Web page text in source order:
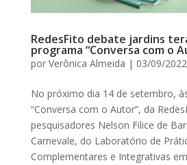
RedesFito debate jardins
programa “Conversa com o
por Verônica Almeida | 03/09/2022
No próximo dia 14 de setembro,
“Conversa com o Autor”, da
pesquisadores Nelson Filice de
Carnevale, do Laboratório de
Complementares e Integrativas